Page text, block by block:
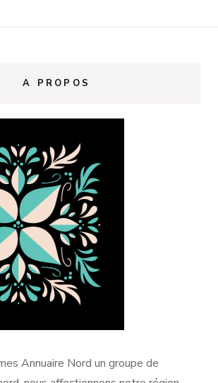
A PROPOS
Annuaire Nord un groupe de